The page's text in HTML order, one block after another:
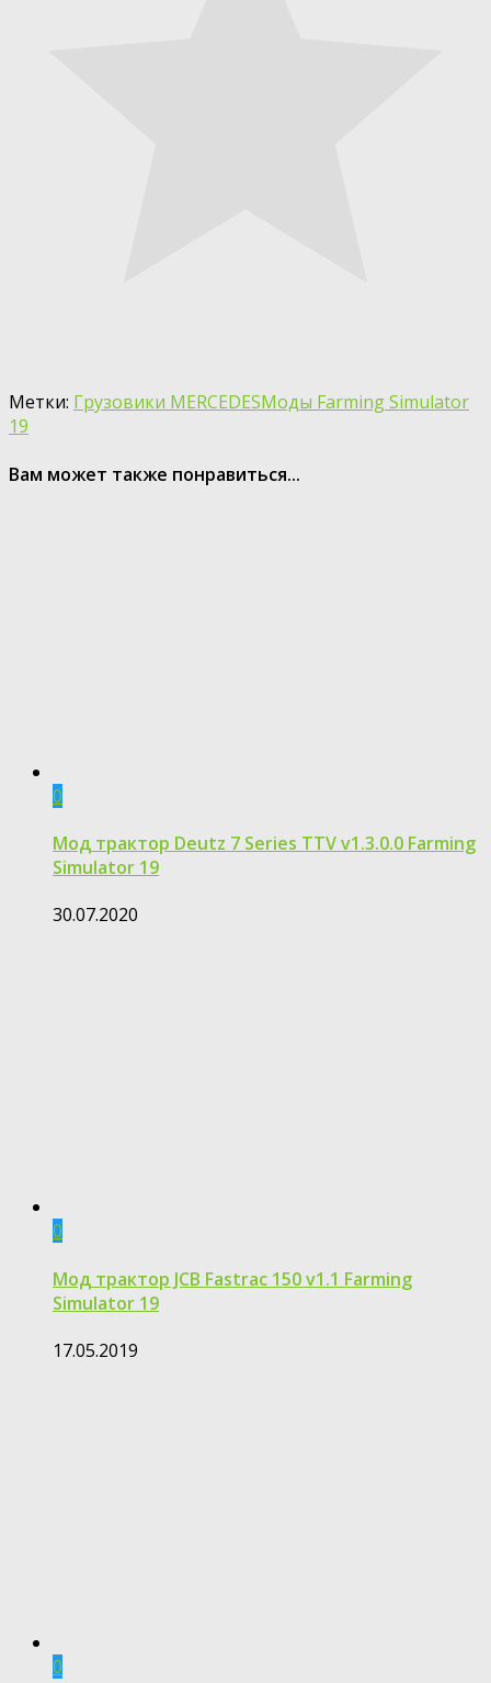
Метки: Грузовики MERCEDESМоды Farming Simulator
19
Вам может также понравиться...
0
Мод трактор Deutz 7 Series TTV v1.3.0.0 Farming
Simulator 19
30.07.2020
0
Мод трактор JCB Fastrac 150 v1.1 Farming
Simulator 19
17.05.2019
0